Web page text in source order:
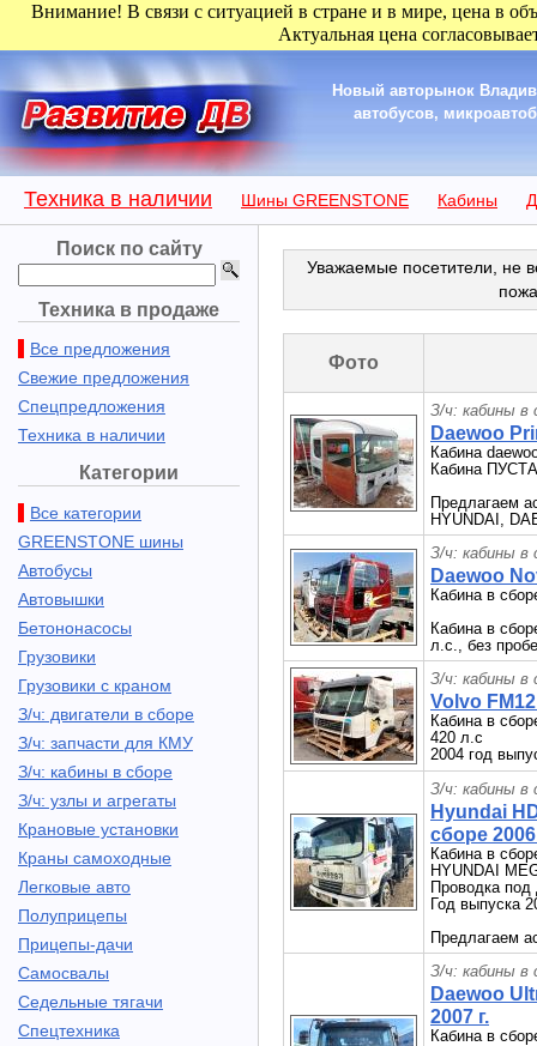
Внимание! В связи с ситуацией в стране и в мире, цена в
Актуальная цена
Новый авторынок
автобусов,
Техника в наличии Шины GREENSTONE Кабины
Поиск по сайту
Техника в продаже
Все предложения
Свежие предложения
Спецпредложения
Техника в наличии
Категории
Все категории
GREENSTONE шины
Автобусы
Автовышки
Бетононасосы
Грузовики
Грузовики с краном
З/ч: двигатели в сборе
З/ч: запчасти для КМУ
З/ч: кабины в сборе
З/ч: узлы и агрегаты
Крановые установки
Краны самоходные
Легковые авто
Полуприцепы
Прицепы-дачи
Самосвалы
Седельные тягачи
Спецтехника
Уважаемые посетители, не
Фото
З/ч: кабины в
Daewoo
Кабина
Кабина
Предлагаем
HYUNDAI,
З/ч: кабины в
Daewoo
Кабина в
Кабина в
л.с., без
З/ч: кабины в
Volvo
Кабина в
420 л.с
2004 год
З/ч: кабины в
Hyundai
сборе 2006
Кабина в
HYUNDAI
Проводка под
Год выпуска
Предлагаем
З/ч: кабины в
Daewoo
2007 г.
Кабина в